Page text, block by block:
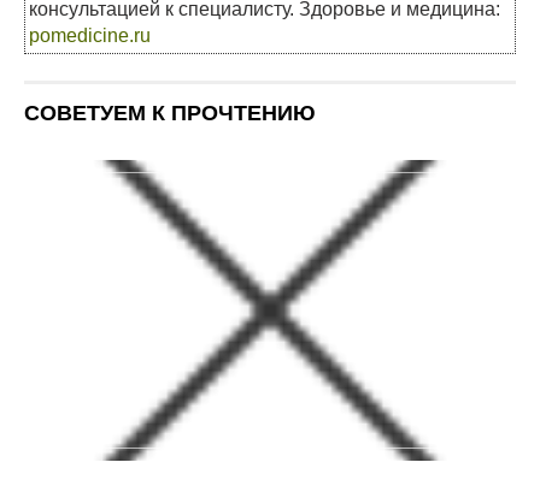
консультацией к специалисту. Здоровье и медицина:
pomedicine.ru
СОВЕТУЕМ К ПРОЧТЕНИЮ